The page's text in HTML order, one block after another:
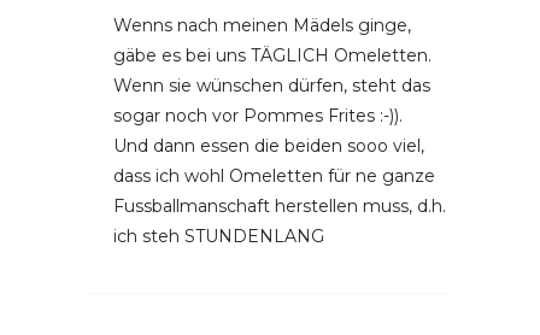
Wenns nach meinen Mädels ginge,
gäbe es bei uns TÄGLICH Omeletten.
Wenn sie wünschen dürfen, steht das
sogar noch vor Pommes Frites :-)).
Und dann essen die beiden sooo viel,
dass ich wohl Omeletten für ne ganze
Fussballmanschaft herstellen muss, d.h.
ich steh STUNDENLANG